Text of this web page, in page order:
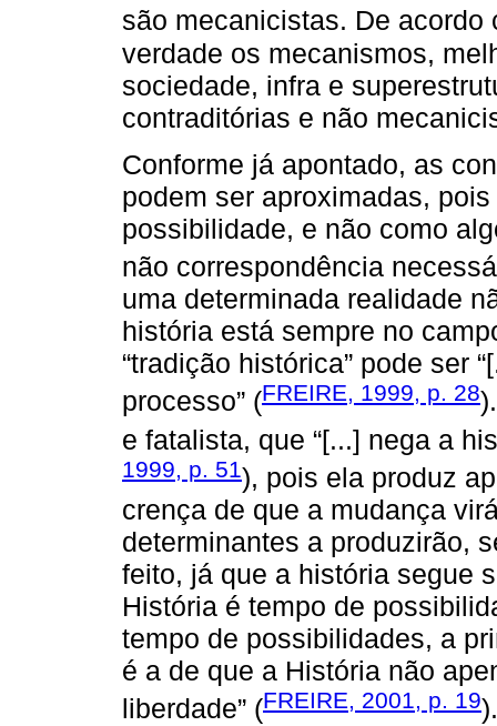
são mecanicistas. De
verdade os mecanismos,
sociedade, infra e
contraditórias e não
Conforme já apontado, as
podem ser aproximadas,
possibilidade, e não como
não correspondência
uma determinada realidade
história está sempre no
“tradição histórica” pode ser
processo” (FREIRE, 1999, p. 28
e fatalista, que “[...] nega a
1999, p. 51), pois ela produz
crença de que a mudança
determinantes a produzirão,
feito, já que a história segue
História é tempo de
tempo de possibilidades, a
é a de que a História não
liberdade” (FREIRE, 2001, p. 19).